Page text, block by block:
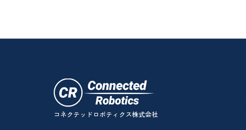
コネクテッドロボティクス株式会社